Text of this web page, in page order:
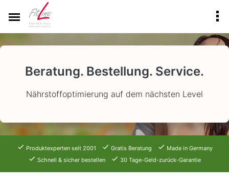
Beratung. Bestellung. Service.
Nährstoffoptimierung auf dem nächsten Level
Produktexperten seit 2001 Gratis Beratung
Made in Germany
Schnell & sicher bestellen
30 Tage-Geld-zurück-Garantie